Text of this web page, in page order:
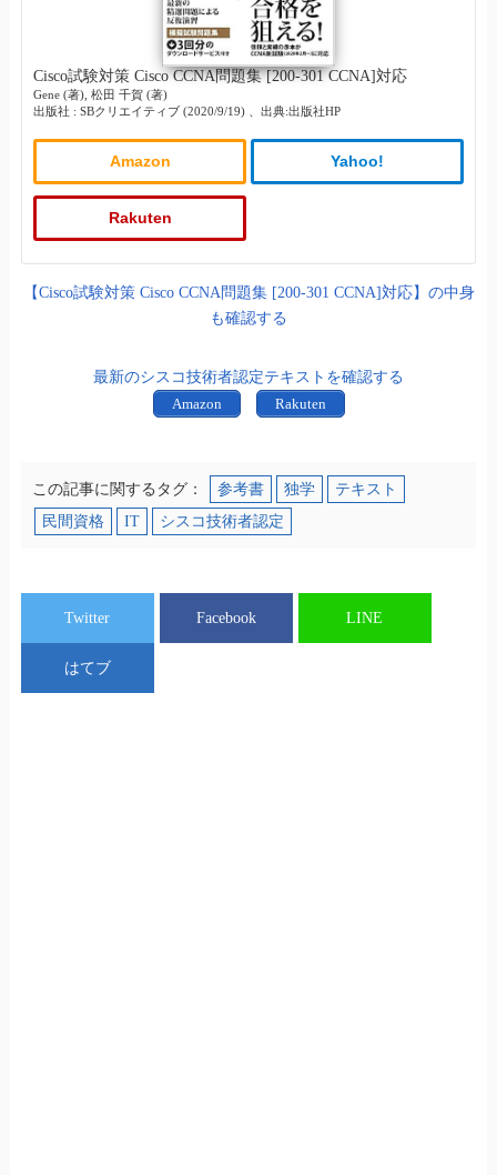
Cisco試験対策 Cisco CCNA問題集 [200-301 CCNA]対応
Gene (著), 松田 千賀 (著)
出版社 : SBクリエイティブ (2020/9/19) 、出典:出版社HP
Amazon Yahoo!
Rakuten
【Cisco試験対策 Cisco CCNA問題集 [200-301 CCNA]対応】の中身
も確認する
最新のシスコ技術者認定テキストを確認する
Amazon
Rakuten
この記事に関するタグ： 参考書 独学
テキスト
民間資格
IT シスコ技術者認定
Twitter Facebook LINE
はてブ